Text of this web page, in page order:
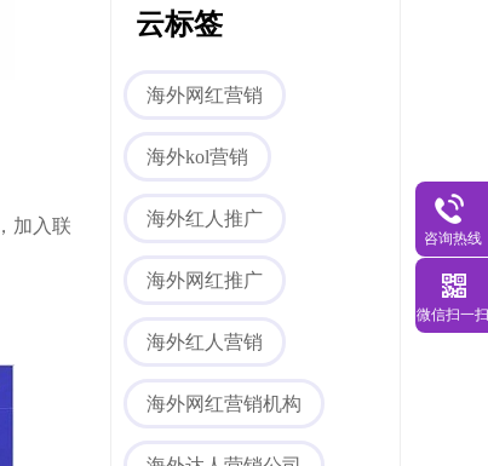
加入联
云标签
海外网红营销
海外kol营销
海外红人推广
海外网红推广
海外红人营销
海外网红营销机构
咨询热线
微信扫一扫